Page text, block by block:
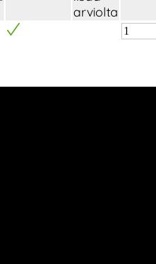
arviolta